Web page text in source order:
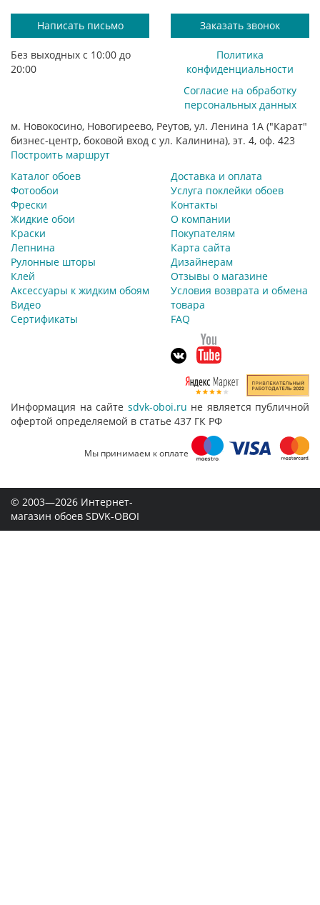
Написать письмо Заказать звонок
Без выходных с 10:00 до
20:00
Политика
конфиденциальности
Согласие на обработку
персональных данных
м. Новокосино, Новогиреево, Реутов, ул. Ленина 1А ("Карат"
бизнес-центр, боковой вход с ул. Калинина), эт. 4, оф. 423
Построить маршрут
Каталог обоев
Фотообои
Фрески
Жидкие обои
Краски
Лепнина
Рулонные шторы
Клей
Аксессуары к жидким обоям
Видео
Сертификаты
Доставка и оплата
Услуга поклейки обоев
Контакты
О компании
Покупателям
Карта сайта
Дизайнерам
Отзывы о магазине
Условия возврата и обмена
товара
FAQ
Информация на сайте sdvk-oboi.ru не является публичной
офертой определяемой в статье 437 ГК РФ
Мы принимаем к оплате
© 2003—2026 Интернет-
магазин обоев SDVK-OBOI